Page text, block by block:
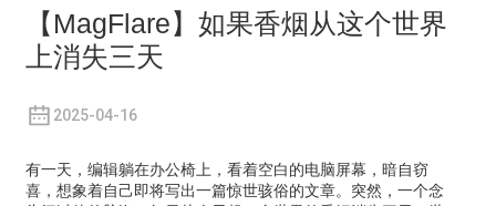
【MagFlare】如果香烟从这个世界
上消失三天
2025-04-16
有一天，编辑躺在办公椅上，看着空白的电脑屏幕，暗自窃
喜，想象着自己即将写出一篇惊世骇俗的文章。突然，一个念